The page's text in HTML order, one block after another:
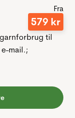
Fra
579 kr
til
mail.;